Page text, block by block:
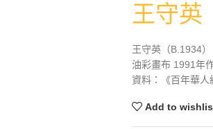
王守英
王守英（B.1934
油彩畫布 1991年
資料：《百年華人
Add to